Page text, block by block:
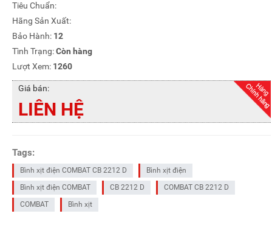
Tiêu Chuẩn:
Hãng Sản Xuất:
Bảo Hành: 12
Tình Trạng:Còn hàng
Lượt Xem: 1260
Giá bán:
LIÊN HỆ
Tags:
Bình xịt điện COMBAT CB 2212 D
Bình xịt điện
Bình xịt điện COMBAT
CB 2212 D
COMBAT CB 2212 D
COMBAT
Bình xịt